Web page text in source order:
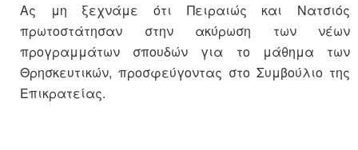
Ας μη ξεχνάμε ότι Πειραιώς και Νατσιός
πρωτοστάτησαν στην ακύρωση των νέων
προγραμμάτων σπουδών για το μάθημα των
Θρησκευτικών, προσφεύγοντας στο Συμβούλιο της
Επικρατείας.